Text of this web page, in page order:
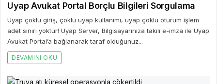
Uyap Avukat Portal Borçlu Bilgileri Sorgulama
Uyap çoklu giriş, çoklu uyap kullanımı, uyap çoklu oturum işlem
adet sınırı yoktur! Uyap Server, Bilgisayarınıza takılı e-imza ile Uyap
Avukat Portal’a bağlanarak taraf olduğunuz...
DEVAMINI OKU